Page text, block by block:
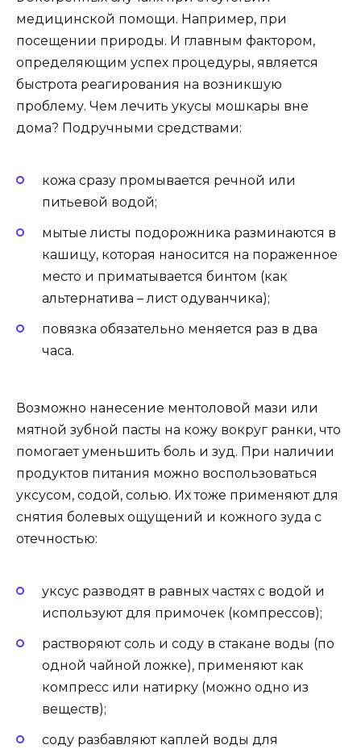
медицинской помощи. Например, при
посещении природы. И главным фактором,
определяющим успех процедуры, является
быстрота реагирования на возникшую
проблему. Чем лечить укусы мошкары вне
дома? Подручными средствами:
кожа сразу промывается речной или
питьевой водой;
мытые листы подорожника разминаются в
кашицу, которая наносится на пораженное
место и приматывается бинтом (как
альтернатива – лист одуванчика);
повязка обязательно меняется раз в два
часа.
Возможно нанесение ментоловой мази или
мятной зубной пасты на кожу вокруг ранки, что
помогает уменьшить боль и зуд. При наличии
продуктов питания можно воспользоваться
уксусом, содой, солью. Их тоже применяют для
снятия болевых ощущений и кожного зуда с
отечностью:
уксус разводят в равных частях с водой и
используют для примочек (компрессов);
растворяют соль и соду в стакане воды (по
одной чайной ложке), применяют как
компресс или натирку (можно одно из
веществ);
соду разбавляют каплей воды для